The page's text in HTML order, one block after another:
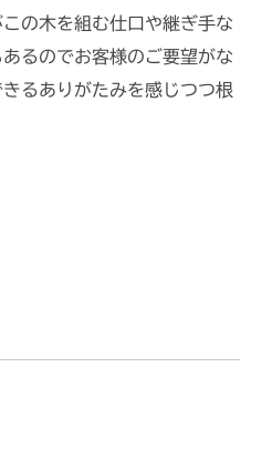
の木を組む仕口や継ぎ手な
るのでお客様のご要望がな
るありがたみを感じつつ根